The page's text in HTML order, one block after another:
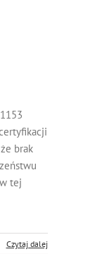
brak
tej
Czytaj dalej